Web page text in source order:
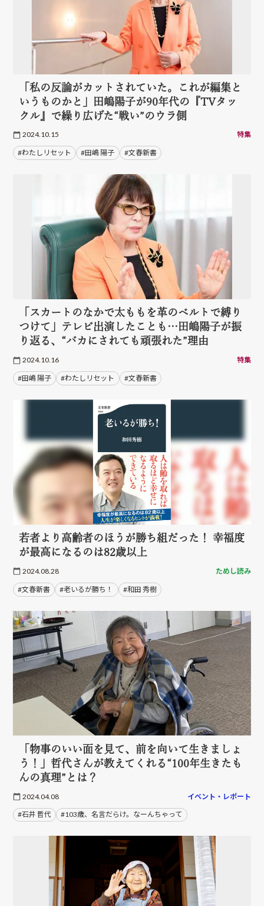
「私の反論がカットされていた。これが編集と
いうものかと」田嶋陽子が90年代の『TVタッ
クル』で繰り広げた“戦い”のウラ側
2024.10.15 特集
#わたしリセット #田嶋 陽子 #文春新書
「スカートのなかで太ももを革のベルトで縛り
つけて」テレビ出演したことも…田嶋陽子が振
り返る、“バカにされても頑張れた”理由
2024.10.16 特集
#田嶋 陽子 #わたしリセット #文春新書
若者より高齢者のほうが勝ち組だった！ 幸福度
が最高になるのは82歳以上
2024.08.28 ためし読み
#文春新書 #老いるが勝ち！ #和田 秀樹
「物事のいい面を見て、前を向いて生きましょ
う！」哲代さんが教えてくれる“100年生きたも
んの真理”とは？
2024.04.08 イベント・レポート
#石井 哲代 #103歳、名言だらけ。なーんちゃって